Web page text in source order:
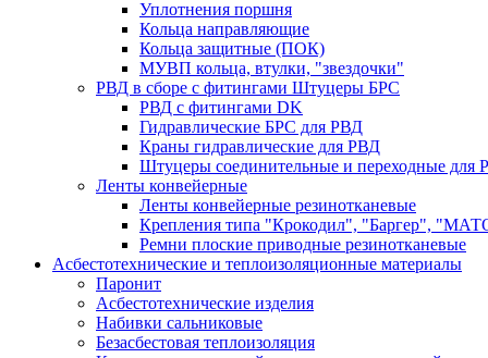
Уплотнения поршня
Кольца направляющие
Кольца защитные (ПОК)
МУВП кольца, втулки, "звездочки"
РВД в сборе с фитингами Штуцеры БРС
РВД с фитингами DK
Гидравлические БРС для РВД
Краны гидравлические для РВД
Штуцеры соединительные и переходные для
Ленты конвейерные
Ленты конвейерные резинотканевые
Крепления типа "Крокодил", "Баргер",
Ремни плоские приводные резинотканевые
Асбестотехнические и теплоизоляционные материалы
Паронит
Асбестотехнические изделия
Набивки сальниковые
Безасбестовая теплоизоляция